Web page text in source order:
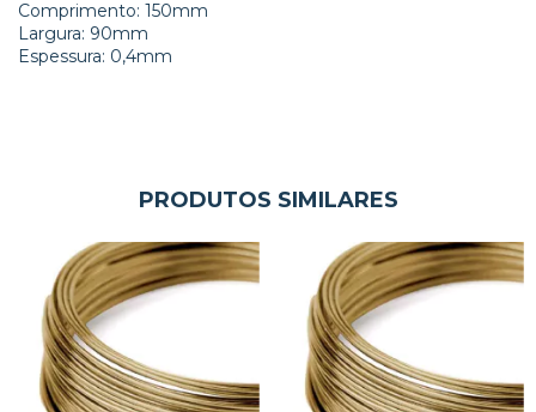
Comprimento: 150mm
Largura: 90mm
Espessura: 0,4mm
PRODUTOS SIMILARES